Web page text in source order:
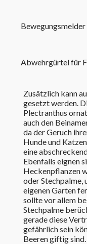
Bewegungsmelder
Abwehrgürtel für
Zusätzlich kann
gesetzt werden.
Plectranthus
auch den
da der Geruch
Hunde und
eine
Ebenfalls eignen
Heckenpflanzen
oder Stechpalme,
eigenen Garten
sollte vor allem
Stechpalme
gerade diese
gefährlich sein
Beeren giftig sind.